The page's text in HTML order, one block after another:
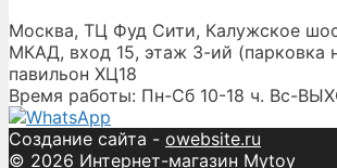
Москва, ТЦ Фуд Сити, Калужское
МКАД, вход 15, этаж 3-ий (парковка
павильон ХЦ18
Время работы: Пн-Сб 10-18 ч. Вс-
Создание сайта - owebsite.ru
© 2026 Интернет-магазин Mytoy